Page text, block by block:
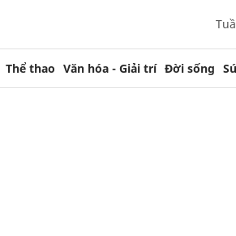
Thể thao Văn hóa - Giải trí Đời sống